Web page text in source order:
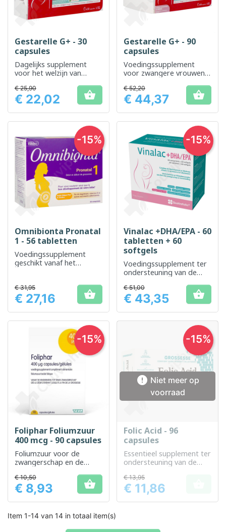
Gestarelle G+ - 30
capsules
Dagelijks supplement
voor het welzijn van
Prijs
€ 25,90
€ 22,02 
Gestarelle G+ - 90
capsules
Voedingssupplement
voor zwangere vrouwen,
ontwikkeling van de
foetus
Prijs
€ 52,20
€ 44,37 
Omnibionta Pronatal
1 - 56 tabletten
Voedingssupplement
geschikt vanaf het
de 8e week
Prijs
€ 31,95
€ 27,16 
-15%
Vinalac +DHA/EPA - 60
tabletten + 60
softgels
Voedingssupplement ter
ondersteuning van de
en kind en de ontwikkeling
ervan
Prijs
€ 51,00
€ 43,35 
-15%
Foliphar Foliumzuur
400 mcg - 90 capsules
Foliumzuur voor de
zwangerschap en de
weefsel
Prijs
€ 10,50
€ 8,93 
-15%
 Niet meer op
voorraad
Folic Acid - 96
capsules
Essentieel supplement ter
ondersteuning van de
zwangerschap en de
ontwikkeling van het
embryo
Prijs
€ 13,95
€ 11,86
-15%
Item 1-14 van 14 in totaal item(s)